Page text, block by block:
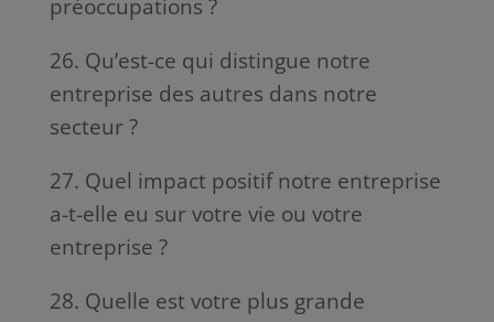
préoccupations ?
26. Qu’est-ce qui distingue notre
entreprise des autres dans notre
secteur ?
27. Quel impact positif notre entreprise
a-t-elle eu sur votre vie ou votre
entreprise ?
28. Quelle est votre plus grande